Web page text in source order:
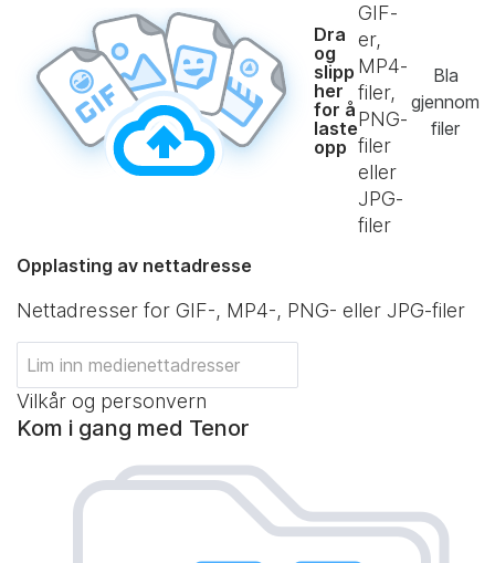
Dra
og
slipp
her
for å
laste
opp
GIF-
er,
MP4-
filer,
PNG-
filer
eller
JPG-
filer
Bla
gjennom
filer
Opplasting av nettadresse
Nettadresser for GIF-, MP4-, PNG- eller JPG-filer
Vilkår og personvern
Kom i gang med Tenor